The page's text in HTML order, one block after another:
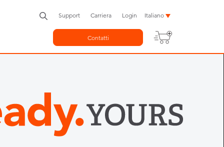
Support Carriera Login Italiano
Contatti